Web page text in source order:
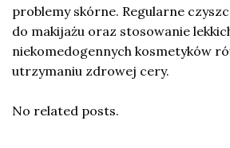
problemy skórne. Regularne
do makijażu oraz stosowanie
niekomedogennych kosmetyków
utrzymaniu zdrowej cery.
No related posts.